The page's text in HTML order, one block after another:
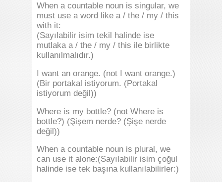
When a countable noun is singular, we
must use a word like a / the / my / this
with it:
(Sayılabilir isim tekil halinde ise
mutlaka a / the / my / this ile birlikte
kullanılmalıdır.)
I want an orange. (not I want orange.)
(Bir portakal istiyorum. (Portakal
istiyorum değil))
Where is my bottle? (not Where is
bottle?) (Şişem nerde? (Şişe nerde
değil))
When a countable noun is plural, we
can use it alone:(Sayılabilir isim çoğul
halinde ise tek başına kullanılabilirler:)